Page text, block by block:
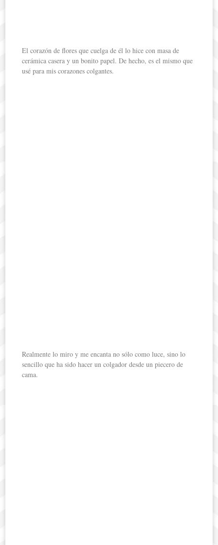
El corazón de flores que cuelga de él lo hice con masa de
cerámica casera y un bonito papel. De hecho, es el mismo que
usé para mis corazones colgantes.
Realmente lo miro y me encanta no sólo como luce, sino lo
sencillo que ha sido hacer un colgador desde un piecero de
cama.